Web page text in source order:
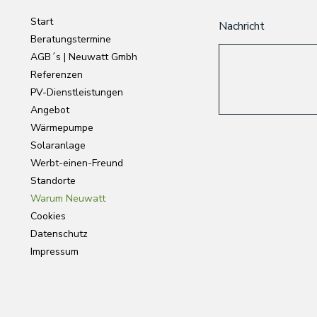
Start
Beratungstermine
AGB´s | Neuwatt Gmbh
Referenzen
PV-Dienstleistungen
Angebot
Wärmepumpe
Solaranlage
Werbt-einen-Freund
Standorte
Warum Neuwatt
Cookies
Datenschutz
Impressum
Nachricht